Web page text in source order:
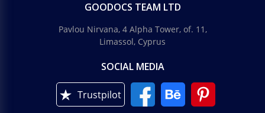
GOODOCS TEAM LTD
Pavlou Nirvana, 4 Alpha Tower, of. 11,
Limassol, Cyprus
SOCIAL MEDIA
Trustpilot